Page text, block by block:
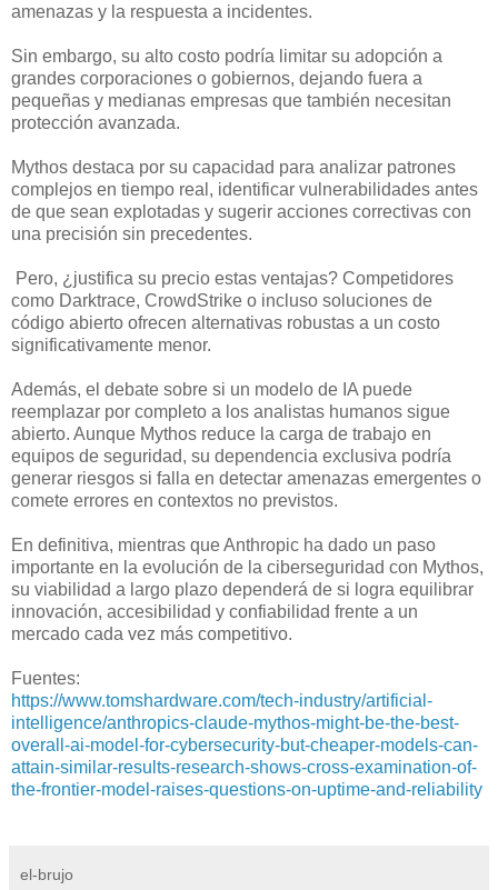
amenazas y la respuesta a incidentes.
Sin embargo, su alto costo podría limitar su adopción a
grandes corporaciones o gobiernos, dejando fuera a
pequeñas y medianas empresas que también necesitan
protección avanzada.
Mythos destaca por su capacidad para analizar patrones
complejos en tiempo real, identificar vulnerabilidades antes
de que sean explotadas y sugerir acciones correctivas con
una precisión sin precedentes.
Pero, ¿justifica su precio estas ventajas? Competidores
como Darktrace, CrowdStrike o incluso soluciones de
código abierto ofrecen alternativas robustas a un costo
significativamente menor.
Además, el debate sobre si un modelo de IA puede
reemplazar por completo a los analistas humanos sigue
abierto. Aunque Mythos reduce la carga de trabajo en
equipos de seguridad, su dependencia exclusiva podría
generar riesgos si falla en detectar amenazas emergentes o
comete errores en contextos no previstos.
En definitiva, mientras que Anthropic ha dado un paso
importante en la evolución de la ciberseguridad con Mythos,
su viabilidad a largo plazo dependerá de si logra equilibrar
innovación, accesibilidad y confiabilidad frente a un
mercado cada vez más competitivo.
Fuentes:
https://www.tomshardware.com/tech-industry/artificial-
intelligence/anthropics-claude-mythos-might-be-the-best-
overall-ai-model-for-cybersecurity-but-cheaper-models-can-
attain-similar-results-research-shows-cross-examination-of-
the-frontier-model-raises-questions-on-uptime-and-reliability
el-brujo